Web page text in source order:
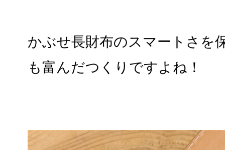
かぶせ長財布のスマートさを
も富んだつくりですよね！